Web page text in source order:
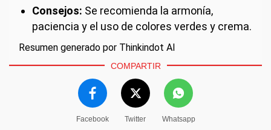
Consejos: Se recomienda la armonía,
paciencia y el uso de colores verdes y crema.
Resumen generado por Thinkindot AI
COMPARTIR
Facebook Twitter Whatsapp